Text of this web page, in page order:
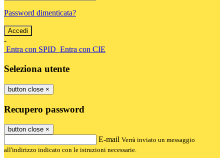
Password dimenticata?
-
Entra con SPID Entra con CIE
Seleziona utente
button close ×
Recupero password
button close ×
E-mail Verrà inviato un messaggio
all'indirizzo indicato con le istruzioni necessarie.